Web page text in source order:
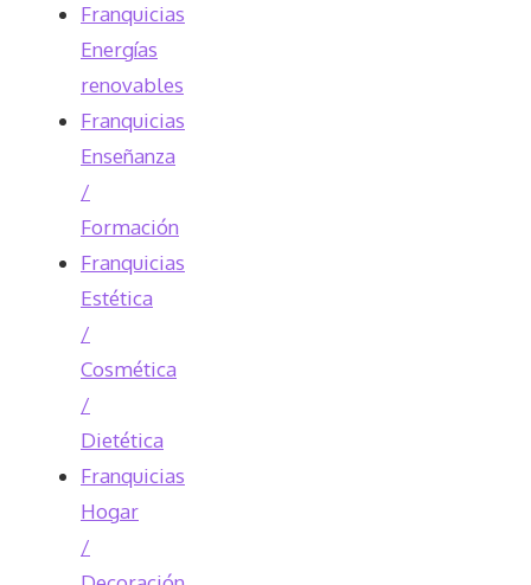
Franquicias
Energías
renovables
Franquicias
Enseñanza
/
Formación
Franquicias
Estética
/
Cosmética
/
Dietética
Franquicias
Hogar
/